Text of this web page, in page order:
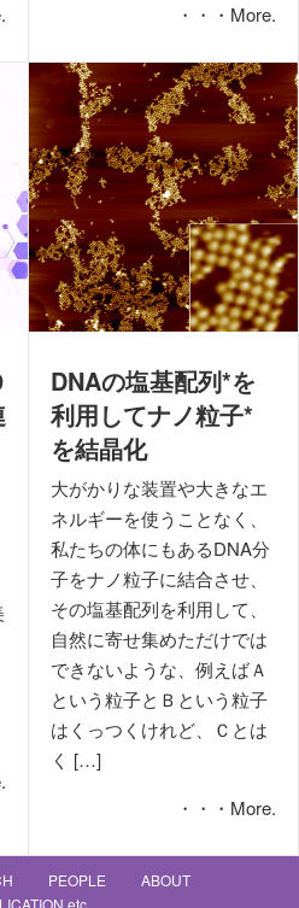
・・・More.
DNAの塩基配列*を
利用してナノ粒子*
を結晶化
大がかりな装置や大きなエ
ネルギーを使うことなく、
私たちの体にもあるDNA分
子をナノ粒子に結合させ、
その塩基配列を利用して、
自然に寄せ集めただけでは
できないような、例えばＡ
という粒子とＢという粒子
はくっつくけれど、Ｃとは
く […]
・・・More.
PEOPLE
ABOUT